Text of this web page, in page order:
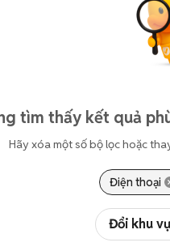
tìm thấy kết quả
Hãy xóa một số bộ lọc hoặc
Điện thoại
Đổi khu